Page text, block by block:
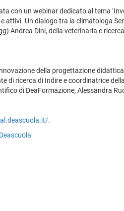
con un webinar dedicato al tema
Un dialogo tra la climatologa
Andrea Dini, della veterinaria e
della progettazione
di ricerca di Indire e coordinatrice
di DeaFormazione, Alessandra
.